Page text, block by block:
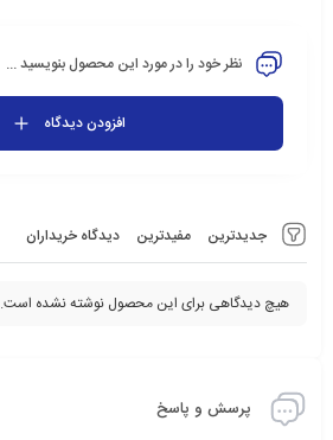
جدیدترین مفیدترین دیدگاه خریداران
هیچ دیدگاهی برای این محصول نوشته نشده است.
نظر خود را در مورد این محصول بنویسید ...
افزودن دیدگاه
پرسش و پاسخ